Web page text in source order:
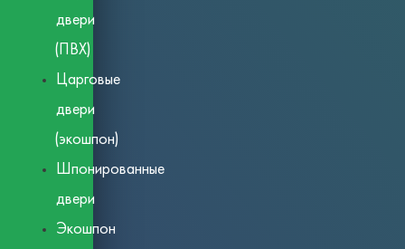
двери
(ПВХ)
Царговые
двери
(экошпон)
Шпонированные
двери
Экошпон